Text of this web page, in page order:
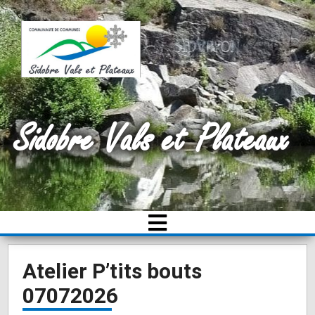
Sidobre Vals et Plateaux
Atelier P’tits bouts
07072026